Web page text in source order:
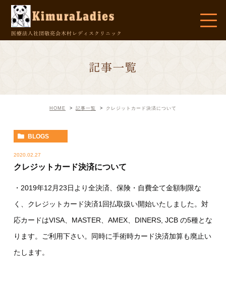
医療法人社団敬亮会 木村レディスクリニック
記事一覧
HOME 記事一覧 クレジットカード決済について
BLOGS
2020.02.27
クレジットカード決済について
・2019年12月23日より全決済、保険・自費全て金額制限な
く、クレジットカード決済1回払取扱い開始いたしました。対
応カードはVISA、MASTER、AMEX、DINERS, JCB の5種とな
ります。ご利用下さい。同時に手術時カード決済加算も廃止い
たします。